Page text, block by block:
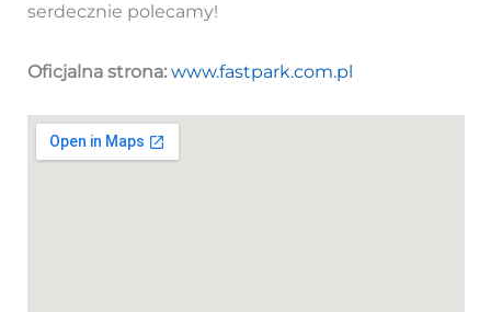
serdecznie polecamy!
Oficjalna strona: www.fastpark.com.pl